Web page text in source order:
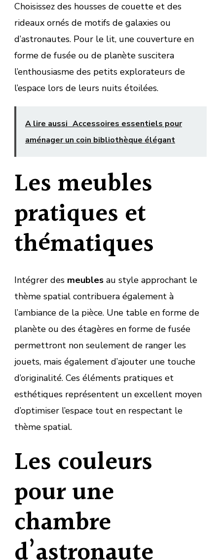
Choisissez des housses de couette et des
rideaux ornés de motifs de galaxies ou
d’astronautes. Pour le lit, une couverture en
forme de fusée ou de planète suscitera
l’enthousiasme des petits explorateurs de
l’espace lors de leurs nuits étoilées.
A lire aussi Accessoires essentiels pour
aménager un coin bibliothèque élégant
Les meubles
pratiques et
thématiques
Intégrer des meubles au style approchant le
thème spatial contribuera également à
l’ambiance de la pièce. Une table en forme de
planète ou des étagères en forme de fusée
permettront non seulement de ranger les
jouets, mais également d’ajouter une touche
d’originalité. Ces éléments pratiques et
esthétiques représentent un excellent moyen
d’optimiser l’espace tout en respectant le
thème spatial.
Les couleurs
pour une
chambre